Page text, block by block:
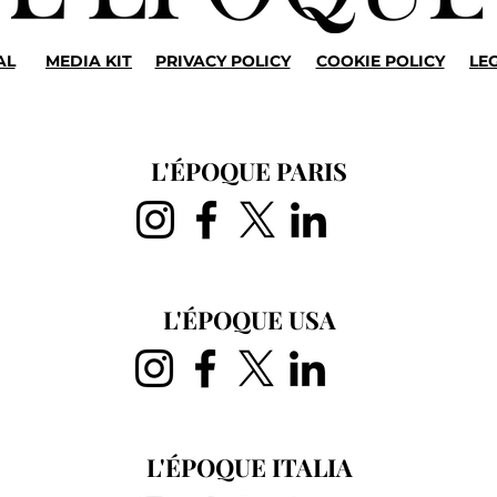
Le temps de Van Gogh, le
MEDIA KIT PRIVACY POLICY COOKIE POLICY
L'ÉPOQUE PARIS
L'ÉPOQUE USA
L'ÉPOQUE ITALIA